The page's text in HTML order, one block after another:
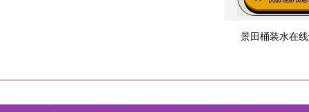
景田桶装水在